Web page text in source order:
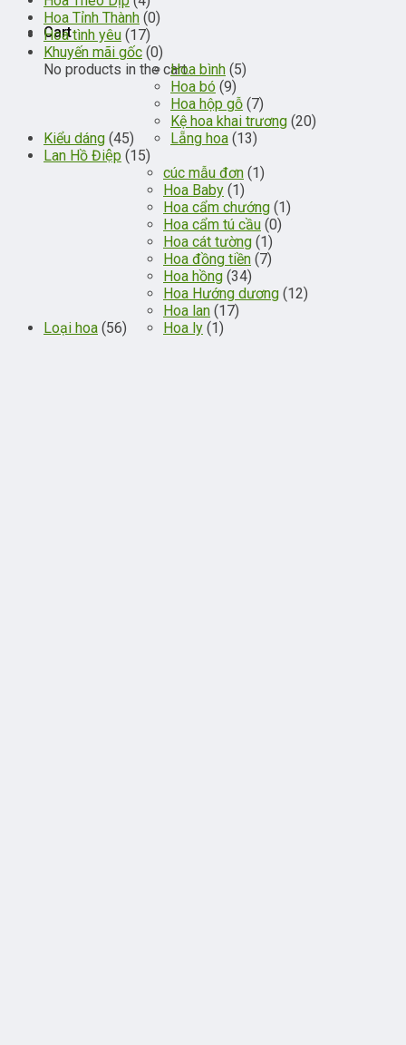
Cart
No products in the cart.
Hoa Tỉnh Thành (0)
Hoa tình yêu (17)
Khuyến mãi gốc (0)
Kiểu dáng (45)
Hoa bình (5)
Hoa bó (9)
Hoa hộp gỗ (7)
Kệ hoa khai trương (20)
Lẵng hoa (13)
Lan Hồ Điệp (15)
Loại hoa (56)
cúc mẫu đơn (1)
Hoa Baby (1)
Hoa cẩm chướng (1)
Hoa cẩm tú cầu (0)
Hoa cát tường (1)
Hoa đồng tiền (7)
Hoa hồng (34)
Hoa Hướng dương (12)
Hoa lan (17)
Hoa ly (1)